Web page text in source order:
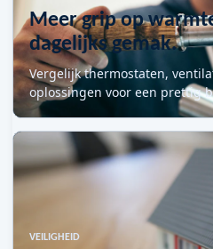
Meer grip op
dagelijks gemak.
Vergelijk thermostaten,
oplossingen voor een prettig
VEILIGHEID